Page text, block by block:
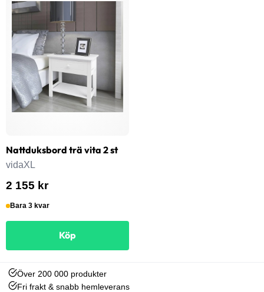
Nattduksbord trä vita 2 st
vidaXL
2 155 kr
Bara 3 kvar
Köp
Över 200 000 produkter
Fri frakt & snabb hemleverans